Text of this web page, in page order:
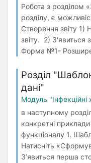
Робота з розділом
розділу, є
Створення звіту 1)
звіту. 2) З'явиться
Форма №1-
Розділ
дані"
Модуль "Інфекційні
в наступному
конкретні
функціоналу 1.
Натисніть
З’явиться перша